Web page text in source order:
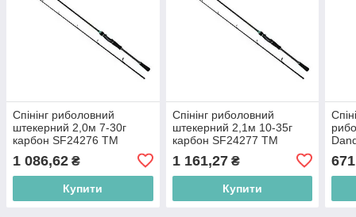
Спінінг риболовний
штекерний 2,0м 7-30г
карбон SF24276 ТМ
1 086,62 ₴
Купити
Спінінг риболовний
штекерний 2,1м 10-35г
карбон SF24277 ТМ
1 161,27₴
Купити